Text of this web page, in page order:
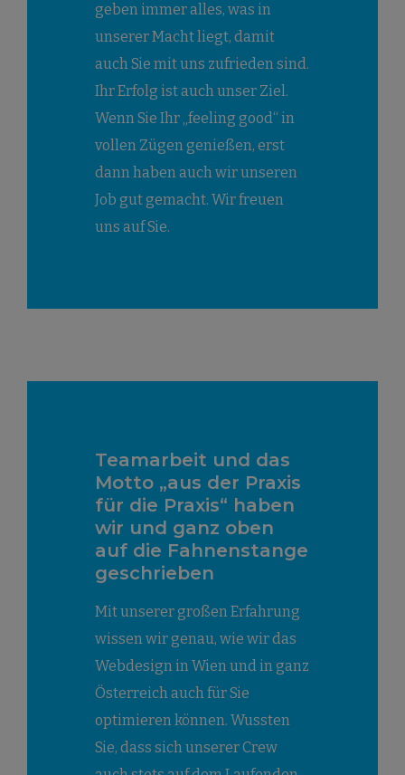
geben immer alles, was in
unserer Macht liegt, damit
auch Sie mit uns zufrieden sind.
Ihr Erfolg ist auch unser Ziel.
Wenn Sie Ihr „feeling good“ in
vollen Zügen genießen, erst
dann haben auch wir unseren
Job gut gemacht. Wir freuen
uns auf Sie.
Teamarbeit und das
Motto „aus der Praxis
für die Praxis“ haben
wir und ganz oben
auf die Fahnenstange
geschrieben
Mit unserer großen Erfahrung
wissen wir genau, wie wir das
Webdesign in Wien und in ganz
Österreich auch für Sie
optimieren können. Wussten
Sie, dass sich unserer Crew